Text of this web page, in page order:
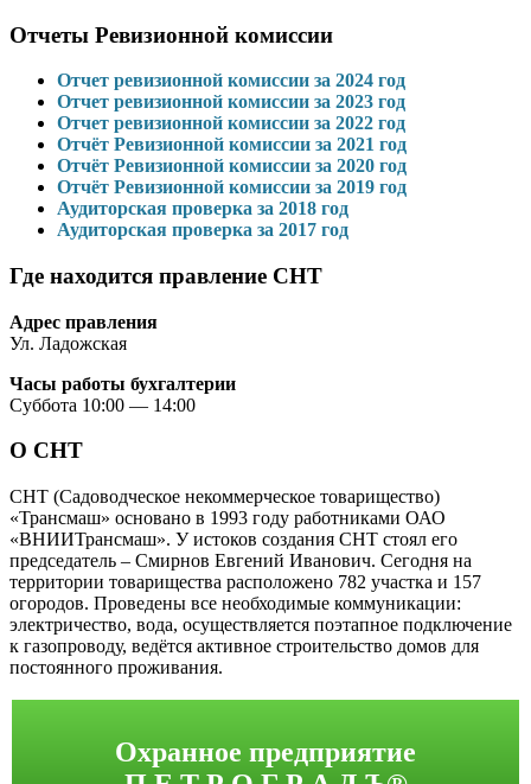
Отчеты Ревизионной комиссии
Отчет ревизионной комиссии за 2024 год
Отчет ревизионной комиссии за 2023 год
Отчет ревизионной комиссии за 2022 год
Отчёт Ревизионной комиссии за 2021 год
Отчёт Ревизионной комиссии за 2020 год
Отчёт Ревизионной комиссии за 2019 год
Аудиторская проверка за 2018 год
Аудиторская проверка за 2017 год
Где находится правление СНТ
Адрес правления
Ул. Ладожская
Часы работы бухгалтерии
Суббота 10:00 — 14:00
О СНТ
СНТ (Садоводческое некоммерческое товарищество)
«Трансмаш» основано в 1993 году работниками ОАО
«ВНИИТрансмаш». У истоков создания СНТ стоял его
председатель – Смирнов Евгений Иванович. Сегодня на
территории товарищества расположено 782 участка и 157
огородов. Проведены все необходимые коммуникации:
электричество, вода, осуществляется поэтапное подключение
к газопроводу, ведётся активное строительство домов для
постоянного проживания.
Охранное предприятие